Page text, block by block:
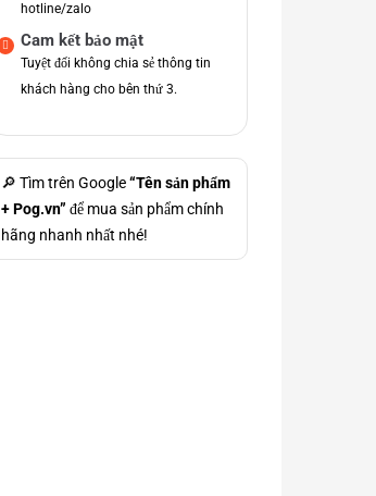
hotline/zalo
Cam kết bảo mật
Tuyệt đối không chia sẻ thông tin
khách hàng cho bên thứ 3.
🔎 Tìm trên Google“Tên sản phẩm
+ Pog.vn” để mua sản phẩm chính
hãng nhanh nhất nhé!